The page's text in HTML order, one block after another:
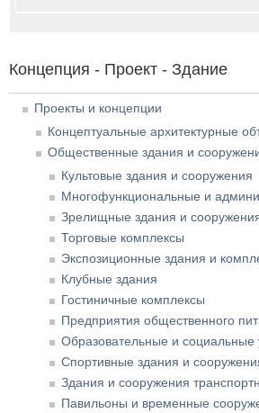
Концепция - Проект - Здание
Проекты и концепции
Концептуальные архитектурные
Общественные здания и
Культовые здания и сооружения
Многофункциональные и
Зрелищные здания и
Торговые комплексы
Экспозиционные здания и
Клубные здания
Гостиничные комплексы
Предприятия общественного
Образовательные и социальные
Спортивные здания и
Здания и сооружения
Павильоны и временные